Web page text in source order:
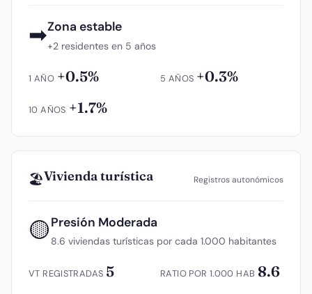
➡Zona estable
+2 residentes en 5 años
1 AÑO +0.5% 5 AÑOS +0.3%
10 AÑOS +1.7%
🏖️Vivienda turística Registros autonómicos
🟡Presión Moderada
8.6 viviendas turísticas por cada 1.000 habitantes
VT REGISTRADAS 5 RATIO POR 1.000 HAB 8.6